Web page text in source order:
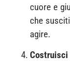
cuore e
che
agire.